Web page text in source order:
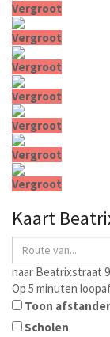
Vergroot
Vergroot
Vergroot
Vergroot
Vergroot
Vergroot
Vergroot
Kaart
naar Beatrixstraat 9
Op 5 minuten
Toon
Scholen